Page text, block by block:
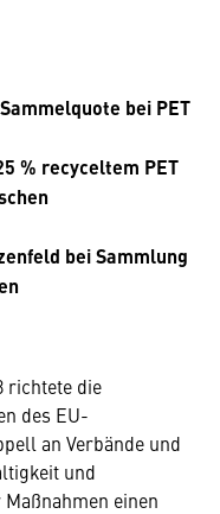
bei PET
% recyceltem PET
bei Sammlung
richtete die
des EU-
an Verbände und
und
einen